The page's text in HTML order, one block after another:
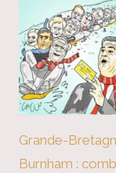
Grande-
Burnham :